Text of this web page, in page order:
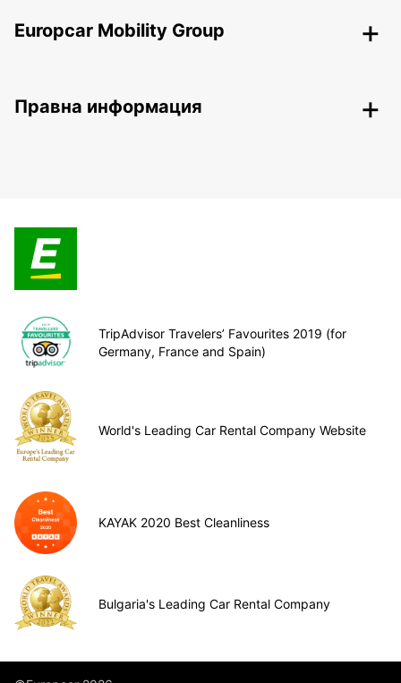
Europcar Mobility Group
Правна информация
TripAdvisor Travelers’ Favourites 2019 (for
Germany, France and Spain)
World's Leading Car Rental Company Website
KAYAK 2020 Best Cleanliness
Bulgaria's Leading Car Rental Company